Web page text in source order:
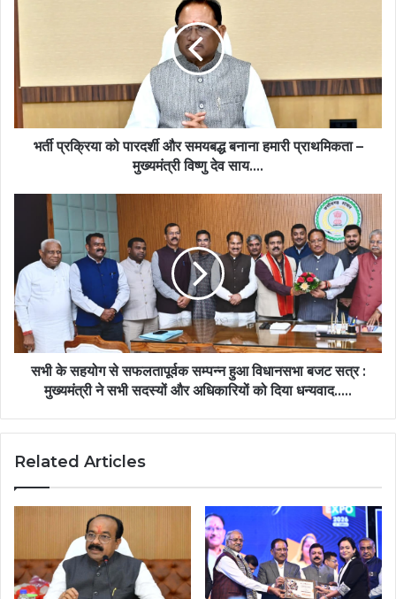
को
पारदर्शी
समयबद्ध
बनाना
हमारी
प्राथमिकता
भर्ती प्रक्रिया को पारदर्शी और समयबद्ध बनाना हमारी प्राथमिकता –
मुख्यमंत्री विष्णु देव साय….
सफलतापूर्वक
सम्पन्न
हुआ
विधानसभा
बजट
सत्र
सदस्यों
सभी के सहयोग से सफलतापूर्वक सम्पन्न हुआ विधानसभा बजट सत्र :
मुख्यमंत्री ने सभी सदस्यों और अधिकारियों को दिया धन्यवाद…..
Related Articles